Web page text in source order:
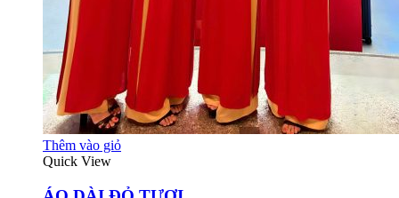
Thêm vào giỏ
Quick View